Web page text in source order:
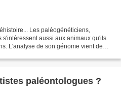
Les paléogénéticiens,
aussi aux animaux qu'ils
L'analyse de son génome vient de
paléontologues ?